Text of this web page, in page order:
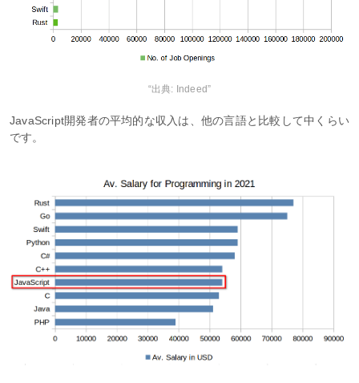
“出典: Indeed”
JavaScript開発者の平均的な収入は、他の言語と比較して中くらい
です。